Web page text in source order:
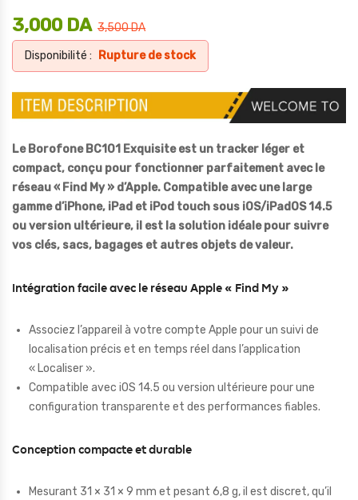
3,500DA
3,000 DA
Disponibilité : Rupture de stock
Le Borofone BC101 Exquisite est un tracker léger et
compact, conçu pour fonctionner parfaitement avec le
réseau « Find My » d’Apple. Compatible avec une large
gamme d’iPhone, iPad et iPod touch sous iOS/iPadOS 14.5
ou version ultérieure, il est la solution idéale pour suivre
vos clés, sacs, bagages et autres objets de valeur.
Intégration facile avec le réseau Apple « Find My »
Associez l’appareil à votre compte Apple pour un suivi de
localisation précis et en temps réel dans l’application
« Localiser ».
Compatible avec iOS 14.5 ou version ultérieure pour une
configuration transparente et des performances fiables.
Conception compacte et durable
Mesurant 31 × 31 × 9 mm et pesant 6,8 g, il est discret, qu’il